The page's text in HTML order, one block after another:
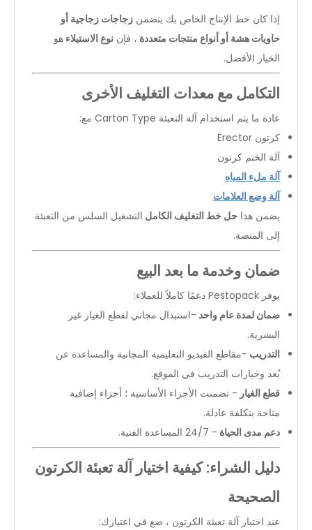
زجاجات على شكل
الزجاجات القياسية
إذا كان خط الإنتاج الخاص بك يتضمن زجاجات زجاجية أو
حاويات هشة أو أنواع منتجات متعددة ، فإن نوع الاستيلاء هو
الخيار الأفضل.
التكامل مع معدات التغليف الأخرى
عادة ما يتم استخدام آلة التعبئة Carton Type مع:
كرتون Erector
آلة الختم كرتون
آلة ملء المياه
آلة وضع العلامات
يضمن هذا حل خط التغليف الكامل التشغيل السلس من التعبئة
إلى المنصة.
ضمان وخدمة ما بعد البيع
يوفر Pestopack دعمًا كاملاً للعملاء:
ضمان لمدة عام واحد -استبدال مجاني لقطع الغيار غير
البشرية.
التدريب -مقاطع الفيديو التعليمية المجانية والمساعدة عن
بُعد وخيارات التدريب في الموقع.
قطع الغيار - تضمنت الأجزاء الأساسية ؛ أجزاء إضافية
متاحة بتكلفة عادلة.
دعم مدى الحياة - 24/7 المساعدة الفنية.
دليل الشراء: كيفية اختيار آلة تعبئة الكرتون
الصحيحة
عند اختيار آلة تعبئة الكرتون ، ضع في اعتبارك: